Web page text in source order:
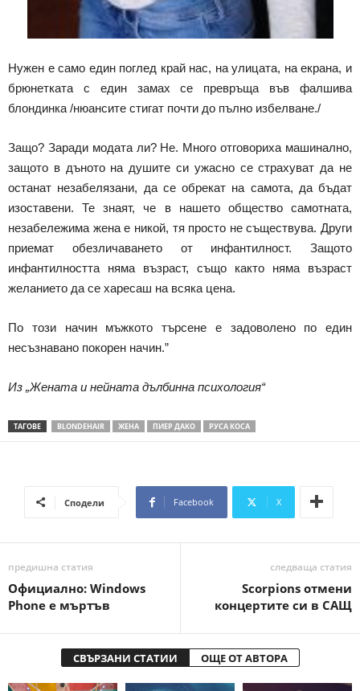
Нужен е само един поглед край нас, на улицата, на екрана, и
брюнетката с един замах се превръща във фалшива
блондинка /нюансите стигат почти до пълно избелване./
Защо? Заради модата ли? Не. Много отговориха машинално,
защото в дъното на душите си ужасно се страхуват да не
останат незабелязани, да се обрекат на самота, да бъдат
изоставени. Те знаят, че в нашето общество самотната,
незабележима жена е никой, тя просто не съществува. Други
приемат обезличаването от инфантилност. Защото
инфантилността няма възраст, също както няма възраст
желанието да се харесаш на всяка цена.
По този начин мъжкото търсене е задоволено по един
несъзнавано покорен начин.”
Из „Жената и нейната дълбинна психология“
ТАГОВЕ BLONDEHAIR ЖЕНА ПИЕР ДАКО РУСА КОСА
Сподели Facebook X
предишна статия
Официално: Windows
Phone е мъртъв
следваща статия
Scorpions отмени
концертите си в САЩ
СВЪРЗАНИ СТАТИИ ОЩЕ ОТ АВТОРА